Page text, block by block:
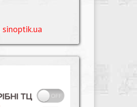
sinoptik.ua